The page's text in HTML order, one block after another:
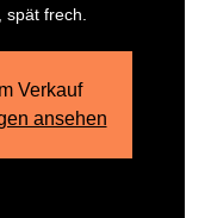
frech.
Verkauf
ansehen